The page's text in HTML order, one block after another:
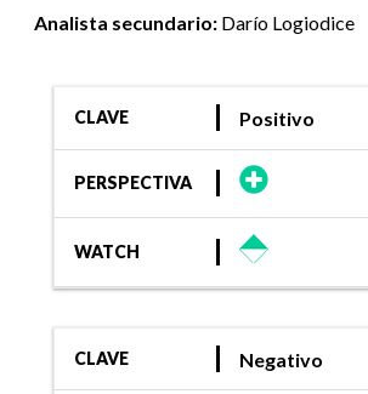
Analista secundario: Darío Logiodice
CLAVE Positivo
PERSPECTIVA
WATCH
CLAVE Negativo